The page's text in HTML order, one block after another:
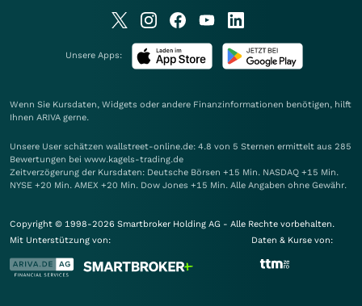
Unsere Apps:
Wenn Sie Kursdaten, Widgets oder andere Finanzinformationen benötigen, hilft
Ihnen ARIVA gerne.
Unsere User schätzen wallstreet-online.de: 4.8 von 5 Sternen ermittelt aus 285
Bewertungen bei www.kagels-trading.de
Zeitverzögerung der Kursdaten: Deutsche Börsen +15 Min. NASDAQ +15 Min.
NYSE +20 Min. AMEX +20 Min. Dow Jones +15 Min. Alle Angaben ohne Gewähr.
Copyright © 1998-2026 Smartbroker Holding AG - Alle Rechte vorbehalten.
Mit Unterstützung von:
Daten & Kurse von: